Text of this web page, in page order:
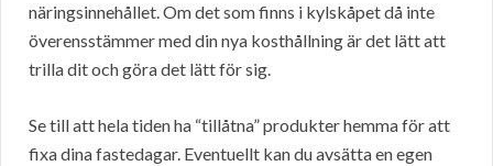
näringsinnehållet. Om det som finns i kylskåpet då inte
överensstämmer med din nya kosthållning är det lätt att
trilla dit och göra det lätt för sig.
Se till att hela tiden ha “tillåtna” produkter hemma för att
fixa dina fastedagar. Eventuellt kan du avsätta en egen